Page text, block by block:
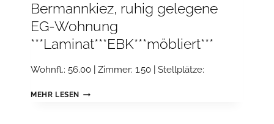
Bermannkiez, ruhig gelegene
EG-Wohnung
***Laminat***EBK***möbliert***
Wohnfl.: 56.00 | Zimmer: 1.50 | Stellplätze:
MEHR LESEN
WOHNEN